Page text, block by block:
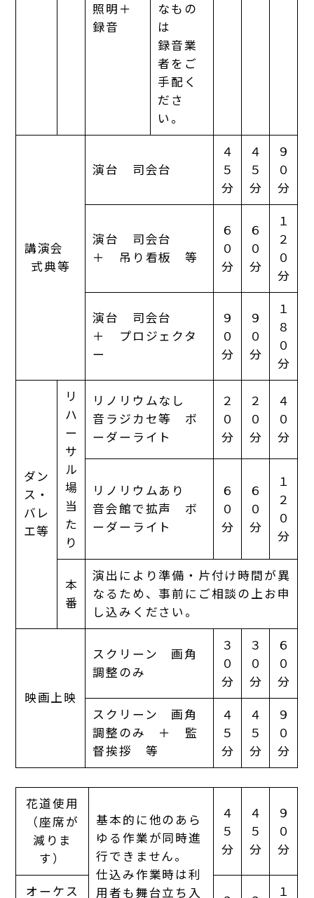
照明＋
録音
なもの
は
録音業
者をご
手配く
ださ
い。
講演会
式典等
演台 司会台
４
５
分
４
５
分
９
０
分
演台 司会台
＋ 吊り看板 等
６
０
分
６
０
分
１
２
０
分
演台 司会台
＋ プロジェクタ
ー
９
０
分
９
０
分
１
８
０
分
ダン
ス・
バレ
エ等
リ
ハ
ー
サ
ル
場
当
た
り
リノリウムなし
音ラジカセ等 ボ
ーダーライト
２
０
分
２
０
分
４
０
分
リノリウムあり
音会館で拡声 ボ
ーダーライト
６
０
分
６
０
分
１
２
０
分
本
番
演出により準備・片付け時間が異
なるため、事前にご相談の上お申
し込みください。
映画上映
スクリーン 画角
調整のみ
３
０
分
３
０
分
６
０
分
スクリーン 画角
調整のみ ＋ 監
督挨拶 等
４
５
分
４
５
分
９
０
分
花道使用
（座席が
減りま
す）
基本的に他のあら
ゆる作業が同時進
行できません。
仕込み作業時は利
用者も舞台立ち入
４
５
分
４
５
分
９
０
分
オーケス １